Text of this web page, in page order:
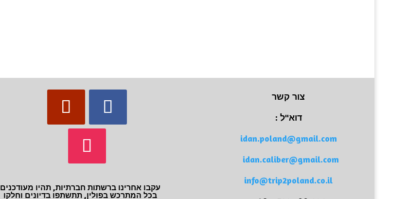
עקבו אחרינו ברשתות חברתיות, תהיו מעודכנים
בכל המתרכש בפולין, תתשתפו בדיונים וחלקו
צור קשר
דוא"ל :
idan.poland@gmail.com
idan.caliber@gmail.com
info@trip2poland.co.il